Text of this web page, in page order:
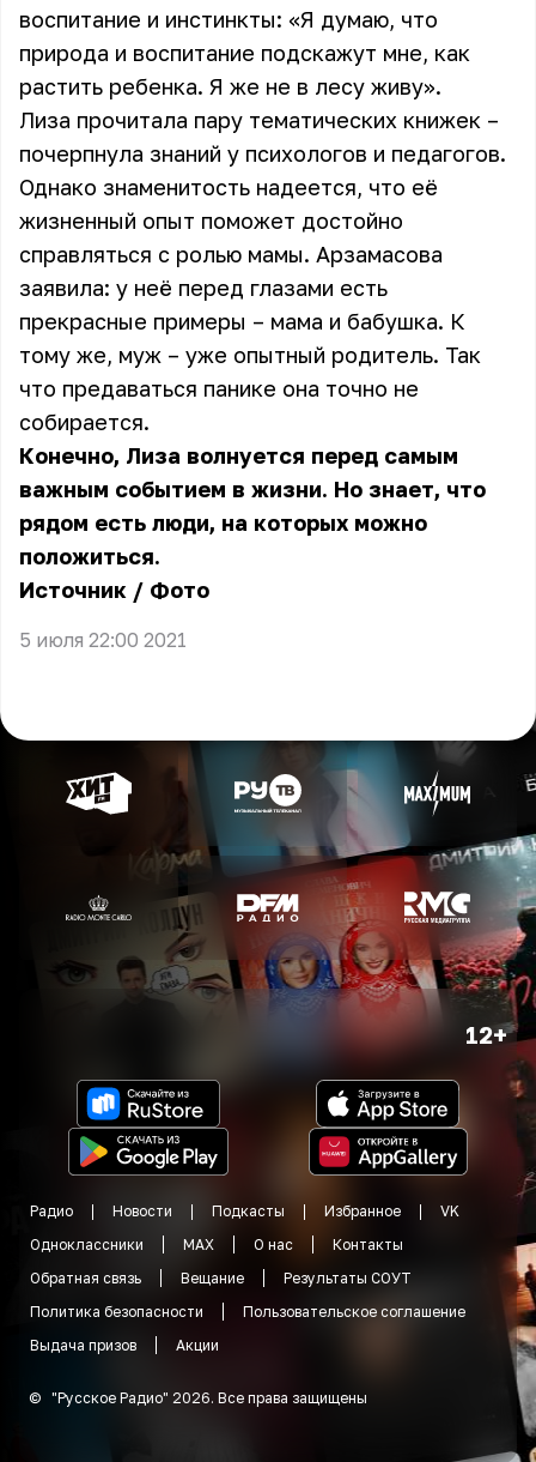
воспитание и инстинкты: «Я думаю, что
природа и воспитание подскажут мне, как
растить ребенка. Я же не в лесу живу».
Лиза прочитала пару тематических книжек –
почерпнула знаний у психологов и педагогов.
Однако знаменитость надеется, что её
жизненный опыт поможет достойно
справляться с ролью мамы. Арзамасова
заявила: у неё перед глазами есть
прекрасные примеры – мама и бабушка. К
тому же, муж – уже опытный родитель. Так
что предаваться панике она точно не
собирается.
Конечно, Лиза волнуется перед самым
важным событием в жизни. Но знает, что
рядом есть люди, на которых можно
положиться.
Источник / Фото
5 июля 22:00 2021
12+
Радио Новости Подкасты Избранное
VK
Одноклассники
MAX О нас
Контакты
Обратная связь
Вещание
Результаты СОУТ
Политика безопасности
Пользовательское соглашение
Выдача призов
Акции
© "Русское Радио" 2026. Все права защищены